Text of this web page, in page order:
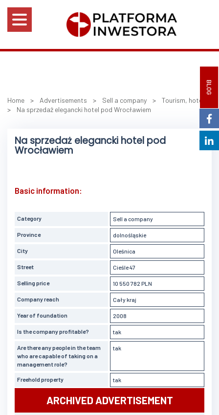
BLOG
Home > Advertisements > Sell a company > Tourism, hotels
> Na sprzedaż elegancki hotel pod Wrocławiem
Na sprzedaż elegancki hotel pod
Wrocławiem
Basic information:
Category Sell a company
Province dolnośląskie
City Oleśnica
Street Cieśle 47
Selling price 10 550 782 PLN
Company reach Cały kraj
Year of foundation 2008
Is the company profitable? tak
Are there any people in the team
who are capable of taking on a
management role?
tak
Freehold property tak
ARCHIVED ADVERTISEMENT